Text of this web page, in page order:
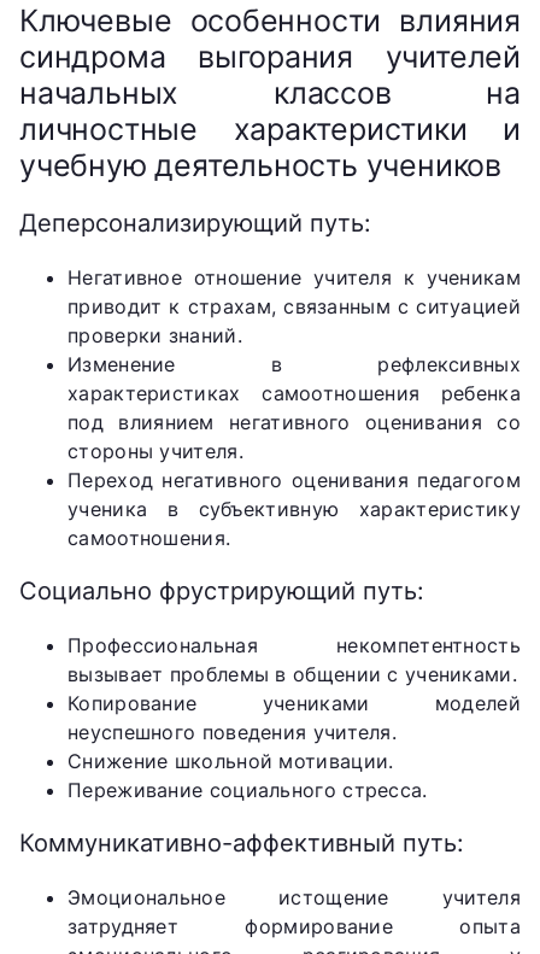
Ключевые особенности влияния
синдрома выгорания учителей
начальных классов на
личностные характеристики и
учебную деятельность учеников
Деперсонализирующий путь:
Негативное отношение учителя к ученикам
приводит к страхам, связанным с ситуацией
проверки знаний.
Изменение в рефлексивных
характеристиках самоотношения ребенка
под влиянием негативного оценивания со
стороны учителя.
Переход негативного оценивания педагогом
ученика в субъективную характеристику
самоотношения.
Социально фрустрирующий путь:
Профессиональная некомпетентность
вызывает проблемы в общении с учениками.
Копирование учениками моделей
неуспешного поведения учителя.
Снижение школьной мотивации.
Переживание социального стресса.
Коммуникативно-аффективный путь:
Эмоциональное истощение учителя
затрудняет формирование опыта